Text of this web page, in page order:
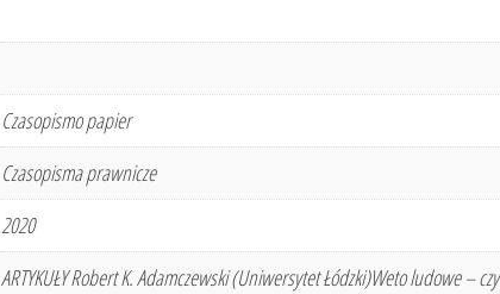
Czasopismo papier
Czasopisma prawnicze
2020
ARTYKUŁY Robert K. Adamczewski (Uniwersytet Łódzki)Weto ludowe –